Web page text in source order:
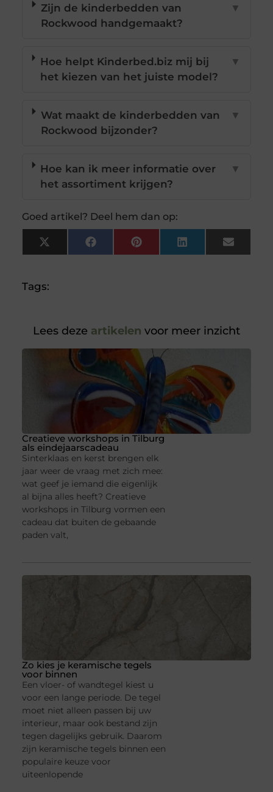
Zijn de kinderbedden van
Rockwood handgemaakt?
▼
Hoe helpt Kinderbed.biz mij bij
het kiezen van het juiste model?
▼
Wat maakt de kinderbedden van
Rockwood bijzonder?
▼
Hoe kan ik meer informatie over
het assortiment krijgen?
▼
Goed artikel? Deel hem dan op:
X
(Twitter)
FacebookPinterestLinkedInEmail
Tags:
Lees deze artikelen voor meer inzicht
Creatieve workshops in Tilburg
als eindejaarscadeau
Sinterklaas en kerst brengen elk
jaar weer de vraag met zich mee:
wat geef je iemand die eigenlijk
al bijna alles heeft? Creatieve
workshops in Tilburg vormen een
cadeau dat buiten de gebaande
paden valt,
Zo kies je keramische tegels
voor binnen
Een vloer- of wandtegel kiest u
voor een lange periode. De tegel
moet niet alleen passen bij uw
interieur, maar ook bestand zijn
tegen dagelijks gebruik. Daarom
zijn keramische tegels binnen een
populaire keuze voor
uiteenlopende